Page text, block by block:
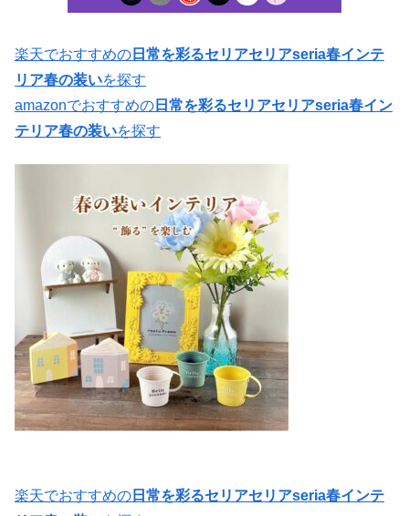
楽天でおすすめの 日常を彩るセリアセリアseria春インテ
リア春の装いを探す
amazonでおすすめの 日常を彩るセリアセリアseria春イン
テリア春の装いを探す
楽天でおすすめの 日常を彩るセリアセリアseria春インテ